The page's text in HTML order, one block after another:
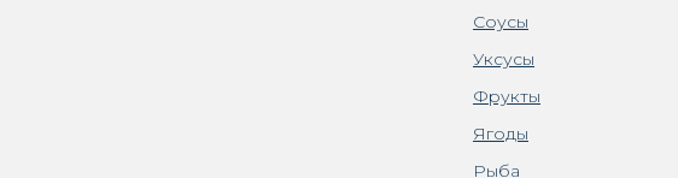
Соусы
Уксусы
Фрукты
Ягоды
Рыба